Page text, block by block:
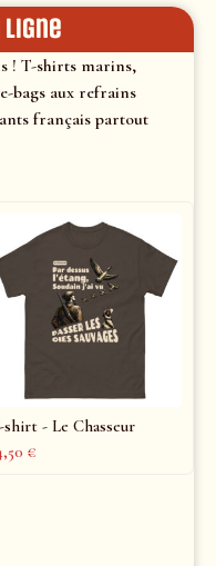
ligne
! T-shirts marins,
bags aux refrains
français partout
shirt - Le Chasseur
€